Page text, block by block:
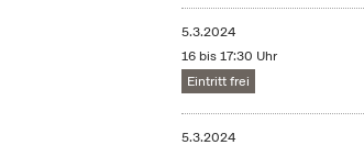
5.3.2024
16 bis 17:30 Uhr
Eintritt frei
5.3.2024